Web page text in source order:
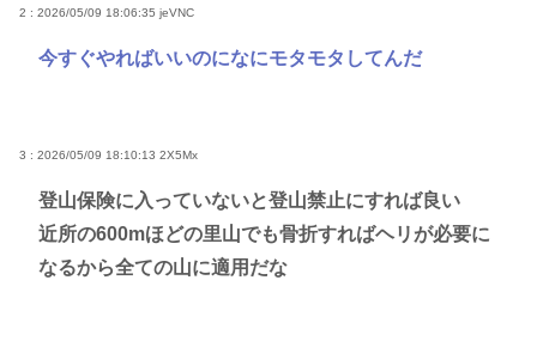
2 : 2026/05/09 18:06:35 jeVNC
今すぐやればいいのになにモタモタしてんだ
3 : 2026/05/09 18:10:13 2X5Mx
登山保険に入っていないと登山禁止にすれば良い
近所の600mほどの里山でも骨折すればヘリが必要に
なるから全ての山に適用だな